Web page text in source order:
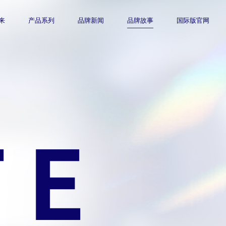
产品系列 品牌新闻 品牌故事 国际版官网